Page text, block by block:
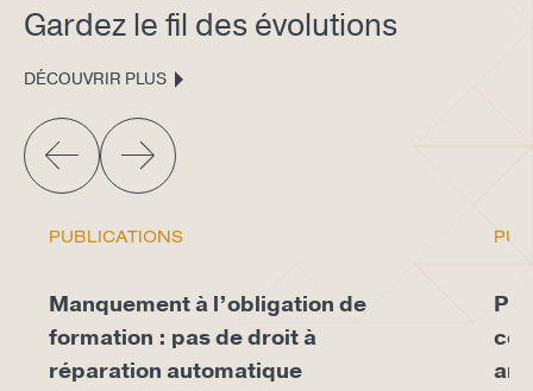
Gardez le fil des évolutions
DÉCOUVRIR PLUS
PUBLICATIONS
Manquement à l’obligation de
formation : pas de droit à
réparation automatique